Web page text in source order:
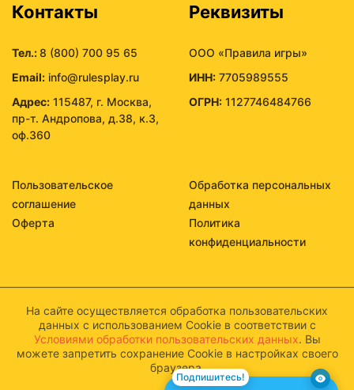
Контакты
Тел.:8 (800) 700 95 65
Email: info@rulesplay.ru
Адрес: 115487, г. Москва,
пр-т. Андропова, д.38, к.3,
оф.360
Реквизиты
ООО «Правила игры»
ИНН: 7705989555
ОГРН: 1127746484766
Пользовательское
соглашение
Обработка персональных
данных
Оферта
Политика
конфиденциальности
На сайте осуществляется обработка пользовательских
данных с использованием Cookie в соответствии с
Условиями обработки пользовательских данных. Вы
можете запретить сохранение Cookie в настройках своего
браузера.
Подпишитесь!